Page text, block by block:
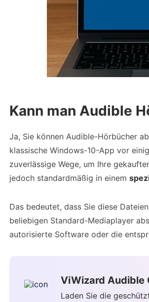
Kann man Audible
Ja, Sie können Audible-Hörbücher
klassische Windows-10-App vor
zuverlässige Wege, um Ihre
jedoch standardmäßig in einem
Das bedeutet, dass Sie diese
beliebigen Standard-Mediaplayer
autorisierte Software oder die
ViWizard Audible
Laden Sie die